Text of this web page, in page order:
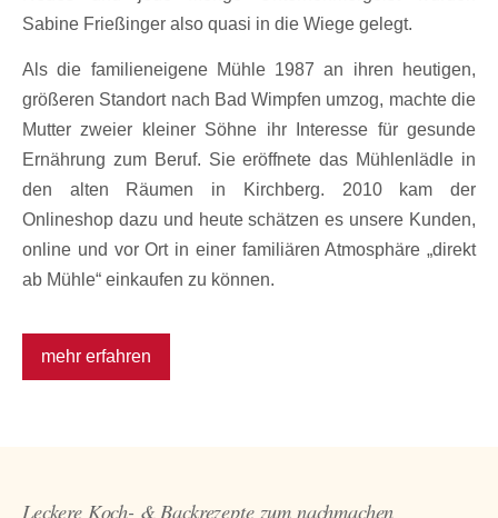
Sabine Frießinger also quasi in die Wiege gelegt.
Als die familieneigene Mühle 1987 an ihren heutigen,
größeren Standort nach Bad Wimpfen umzog, machte die
Mutter zweier kleiner Söhne ihr Interesse für gesunde
Ernährung zum Beruf. Sie eröffnete das Mühlenlädle in
den alten Räumen in Kirchberg. 2010 kam der
Onlineshop dazu und heute schätzen es unsere Kunden,
online und vor Ort in einer familiären Atmosphäre „direkt
ab Mühle“ einkaufen zu können.
mehr erfahren
Leckere Koch- & Backrezepte zum nachmachen